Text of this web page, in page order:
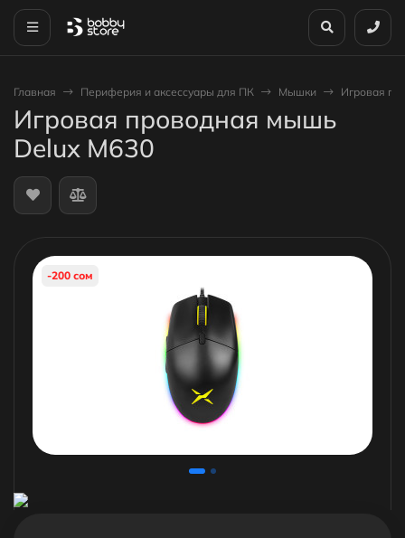
Главная Периферия и аксессуары для ПК Мышки Игровая
Игровая проводная мышь
Delux M630
-200 сом